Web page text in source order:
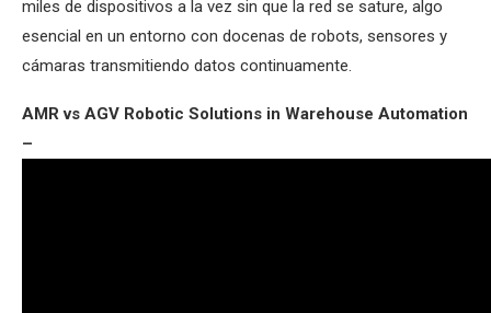
miles de dispositivos a la vez sin que la red se sature, algo
esencial en un entorno con docenas de robots, sensores y
cámaras transmitiendo datos continuamente.
AMR vs AGV Robotic Solutions in Warehouse Automation
–